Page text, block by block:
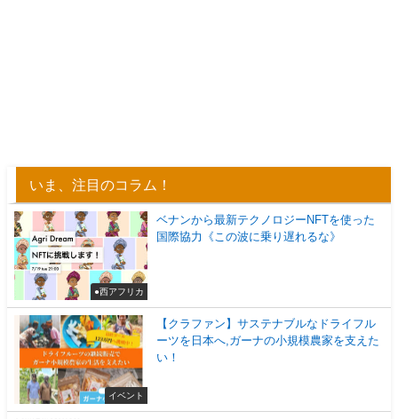
いま、注目のコラム！
●西アフリカ
ベナンから最新テクノロジーNFTを使った
国際協力《この波に乗り遅れるな》
イベント
【クラファン】サステナブルなドライフル
ーツを日本へ,ガーナの小規模農家を支えた
い！